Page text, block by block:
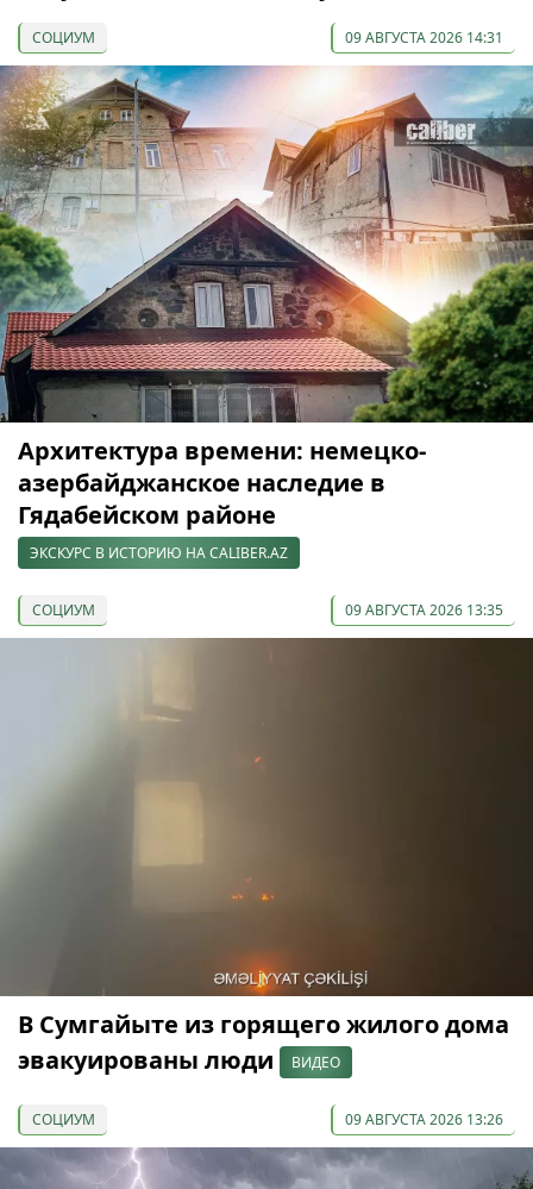
СОЦИУМ 09 АВГУСТА 2026 14:31
Архитектура времени: немецко-
азербайджанское наследие в
Гядабейском районе
ЭКСКУРС В ИСТОРИЮ НА CALIBER.AZ
СОЦИУМ 09 АВГУСТА 2026 13:35
В Сумгайыте из горящего жилого дома
эвакуированы люди
ВИДЕО
СОЦИУМ 09 АВГУСТА 2026 13:26